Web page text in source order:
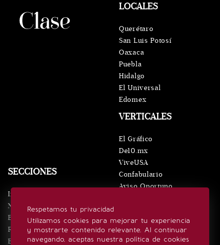
Respetamos tu privacidad
Utilizamos cookies para mejorar tu experiencia
y mostrarte contenido relevante. Al continuar
navegando, aceptas nuestra política de cookies
SECCIONES
Inicio
Noticias
Eventos
Realeza
Estilo de vida
VERTICALES
El Gráfico
De10.mx
ViveUSA
Confabulario
Aviso Oportuno
LOCALES
Querétaro
San Luis Potosí
Oaxaca
Puebla
Hidalgo
El Universal
Edomex
SÍGUENOS